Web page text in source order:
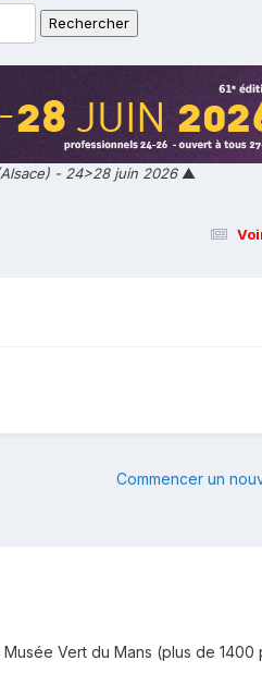
- 24>28 juin 2026▲
Commencer un
Vert du Mans (plus de